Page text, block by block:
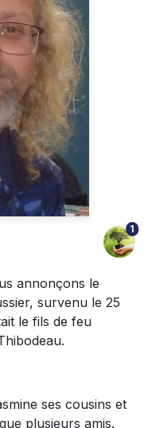
1
annonçons le
survenu le 25
le fils de feu
ses cousins et
plusieurs amis.